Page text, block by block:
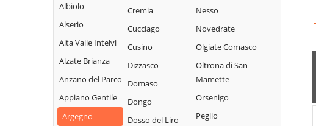
Albiolo
Alserio
Alta Valle Intelvi
Alzate Brianza
Anzano del Parco
Appiano Gentile
Argegno
Cremia
Cucciago
Cusino
Dizzasco
Domaso
Dongo
Dosso del Liro
Nesso
Novedrate
Olgiate Comasco
Oltrona di San
Mamette
Orsenigo
Peglio